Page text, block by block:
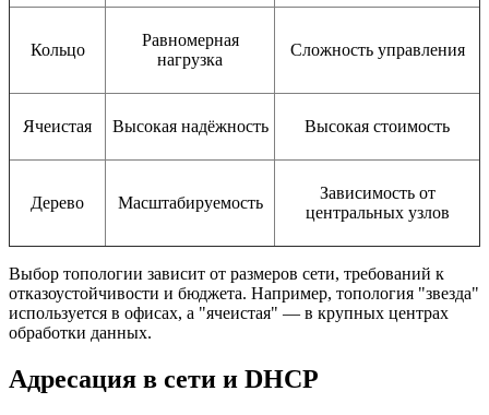
Кольцо
Равномерная
нагрузка
Сложность управления
Ячеистая Высокая надёжность Высокая стоимость
Дерево Масштабируемость
Зависимость от
центральных узлов
Выбор топологии зависит от размеров сети, требований к
отказоустойчивости и бюджета. Например, топология "звезда"
используется в офисах, а "ячеистая" — в крупных центрах
обработки данных.
Адресация в сети и DHCP